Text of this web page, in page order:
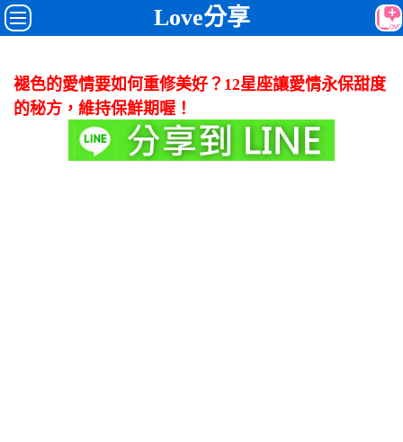
Love分享
褪色的愛情要如何重修美好？12星座讓愛情永保甜度
的秘方，維持保鮮期喔！